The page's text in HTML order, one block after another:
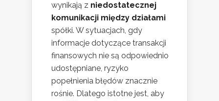
wynikają z niedostatecznej
komunikacji między działami
spółki. W sytuacjach, gdy
informacje dotyczące transakcji
finansowych nie są odpowiednio
udostępniane, ryzyko
popełnienia błędów znacznie
rośnie. Dlatego istotne jest, aby